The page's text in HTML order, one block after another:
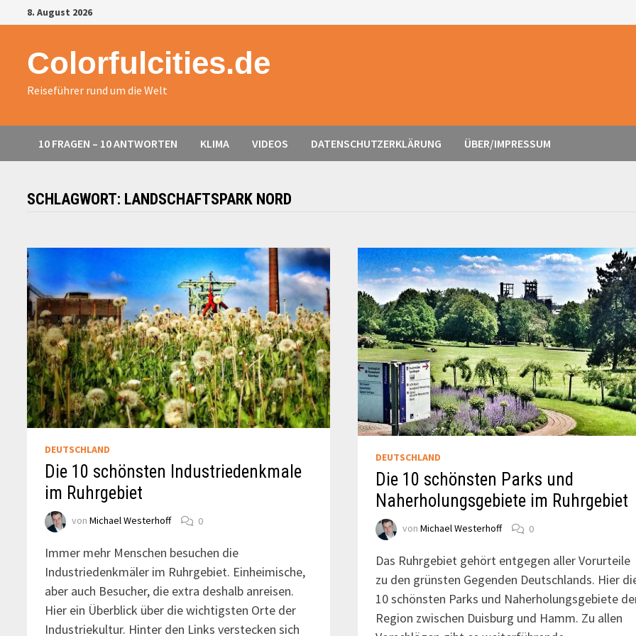
Zurück
zum
8. August 2026
Colorfulcities.de
Reiseführer rund um die Welt
10 FRAGEN – 10 ANTWORTEN KLIMA VIDEOS DATENSCHUTZERKLÄRUNG ÜBER/IMPRESSUM
SCHLAGWORT: LANDSCHAFTSPARK NORD
DEUTSCHLAND
Die 10 schönsten Industriedenkmale
im Ruhrgebiet
vonMichael Westerhoff 0
Immer mehr Menschen besuchen die
Industriedenkmäler im Ruhrgebiet. Einheimische,
aber auch Besucher, die extra deshalb anreisen.
Hier ein Überblick über die wichtigsten Orte der
Industriekultur. Hinter den Links verstecken sich
DEUTSCHLAND
Die 10 schönsten Parks und
Naherholungsgebiete im Ruhrgebiet
von Michael Westerhoff 0
Das Ruhrgebiet gehört entgegen aller Vorurteile
zu den grünsten Gegenden Deutschlands. Hier
10 schönsten Parks und Naherholungsgebiete
Region zwischen Duisburg und Hamm. Zu allen